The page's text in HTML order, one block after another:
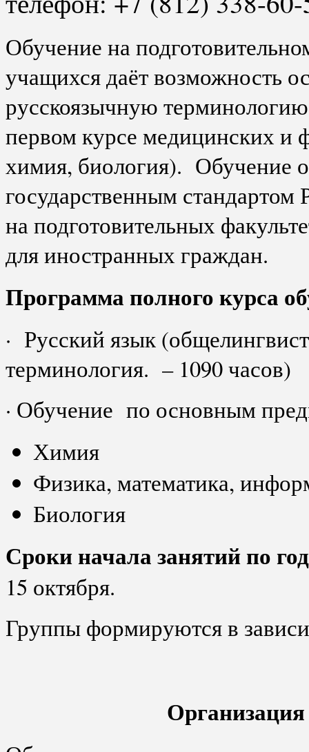
Обучение на
учащихся даёт возможность
русскоязычную
первом курсе медицинских и
химия, биология). Обучение
государственным
на подготовительных
для иностранных граждан.
Программа полного курса
· Русский язык
терминология. – 1090 часов)
· Обучение по основным
Химия
Физика, математика,
Биология
Сроки начала занятий по
15 октября.
Группы формируются в
Организация